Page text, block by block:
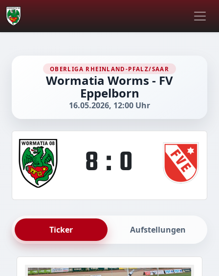
OBERLIGA RHEINLAND-PFALZ/SAAR
Wormatia Worms - FV
Eppelborn
16.05.2026, 12:00 Uhr
8 : 0
Ticker Aufstellungen